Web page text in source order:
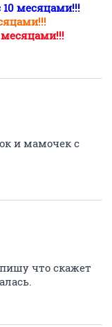
месяцами!!!
и мамочек с
что скажет